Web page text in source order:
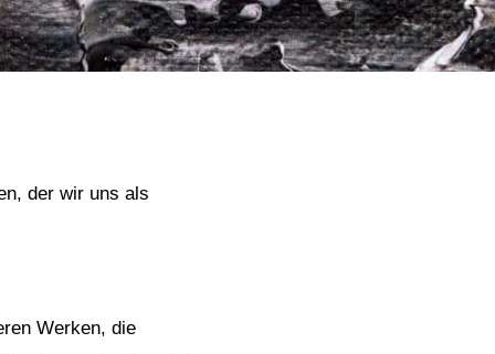
der wir uns als
Werken, die